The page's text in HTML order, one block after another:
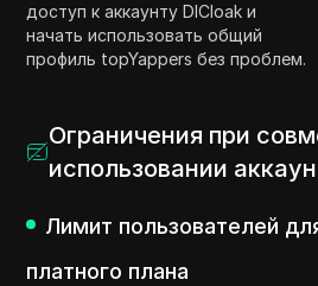
доступ к аккаунту DICloak и
начать использовать общий
профиль topYappers без проблем.
Ограничения при
использовании
Лимит пользователей
платного плана